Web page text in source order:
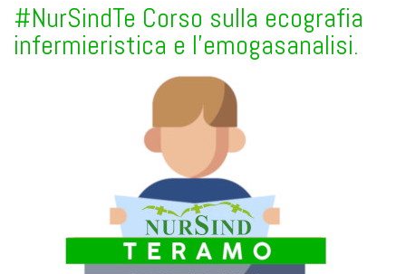
#NurSindTe Corso sulla ecografia
infermieristica e l’emogasanalisi.